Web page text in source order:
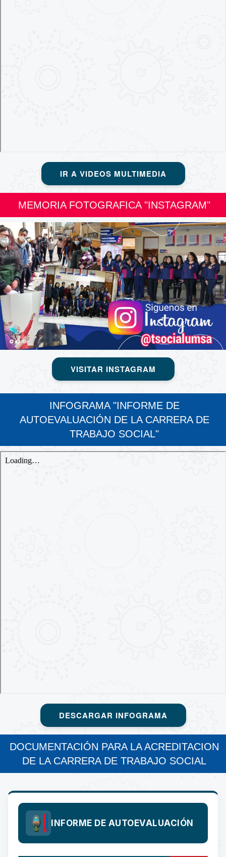
IR A VIDEOS MULTIMEDIA
MEMORIA FOTOGRAFICA "INSTAGRAM"
VISITAR INSTAGRAM
INFOGRAMA "INFORME DE
AUTOEVALUACIÓN DE LA CARRERA DE
TRABAJO SOCIAL"
DESCARGAR INFOGRAMA
DOCUMENTACIÓN PARA LA ACREDITACION
DE LA CARRERA DE TRABAJO SOCIAL
INFORME DE AUTOEVALUACIÓN